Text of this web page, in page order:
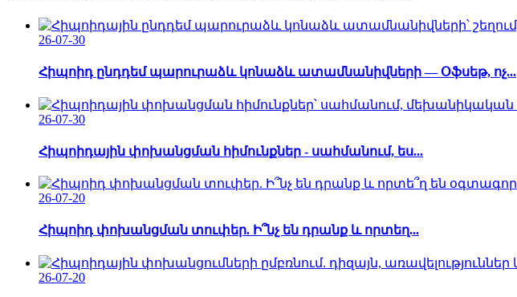
26-07-30
Հիպոիդ ընդդեմ պարուրաձև կոնաձև ատամնանիվների — Օֆսեթ, ոչ...
26-07-30
Հիպոիդային փոխանցման հիմունքներ - սահմանում, ես...
26-07-20
Հիպոիդ փոխանցման տուփեր. Ի՞նչ են դրանք և որտեղ...
26-07-20